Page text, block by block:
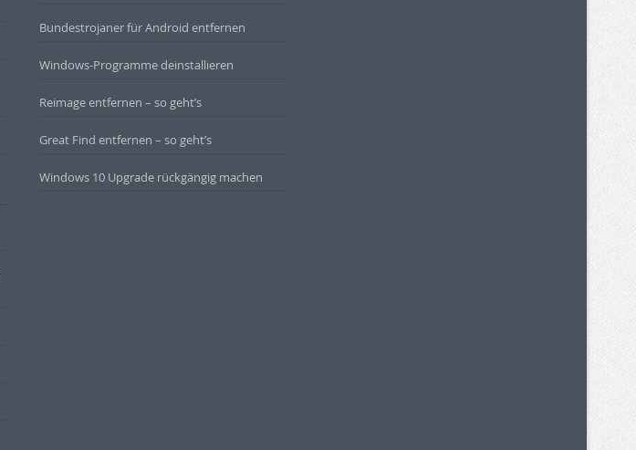
Bundestrojaner für Android entfernen
Windows-Programme deinstallieren
Reimage entfernen – so geht’s
Great Find entfernen – so geht’s
Windows 10 Upgrade rückgängig machen